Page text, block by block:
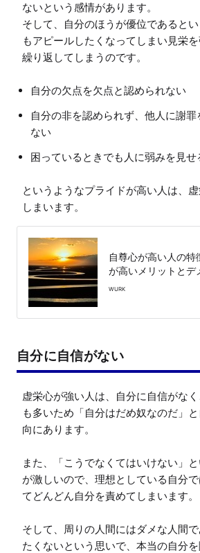
ないという感情があります。
そして、自分のほうが優位であると
もアピールしたくなってしまい見栄
自分の欠点を欠点と認められない
自分の非を認められず、他人に謝罪
ない
困っているときでも人に弱みを見
というようなプライドが高い人は、
自尊心が高い人の
が高いメリットとデ
WURK
自分に自信がない
虚栄心が強い人は、自分に自信がな
も多いため「自分はだめ奴なのだ」
向にあります。
また、「こうでなくてはいけない」
が激しいので、理想としている自分
てどんどん自分を責めてしまいます。
そして、周りの人間にはダメな人間
たくないという思いで、本当の自分